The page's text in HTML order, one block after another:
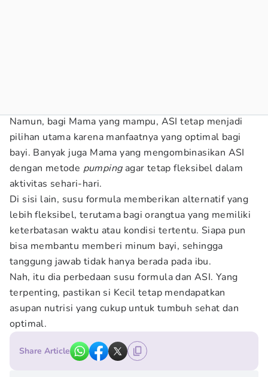
Namun, bagi Mama yang mampu, ASI tetap menjadi
pilihan utama karena manfaatnya yang optimal bagi
bayi. Banyak juga Mama yang mengombinasikan ASI
dengan metode pumping agar tetap fleksibel dalam
aktivitas sehari-hari.
Di sisi lain, susu formula memberikan alternatif yang
lebih fleksibel, terutama bagi orangtua yang memiliki
keterbatasan waktu atau kondisi tertentu. Siapa pun
bisa membantu memberi minum bayi, sehingga
tanggung jawab tidak hanya berada pada ibu.
Nah, itu dia perbedaan susu formula dan ASI. Yang
terpenting, pastikan si Kecil tetap mendapatkan
asupan nutrisi yang cukup untuk tumbuh sehat dan
optimal.
Share Article